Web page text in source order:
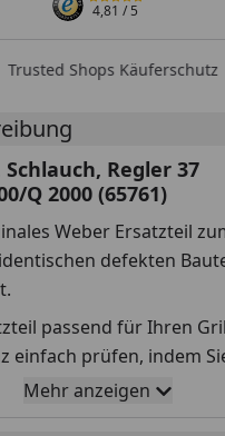
4,81/ 5
Trusted Shops Käuferschutz
Regler 37
Q 2000 (65761)
Weber Ersatzteil
defekten
passend für Ihren
einfach prüfen, indem
Ihres Grills
Teil heraussuchen.
Mehr anzeigen